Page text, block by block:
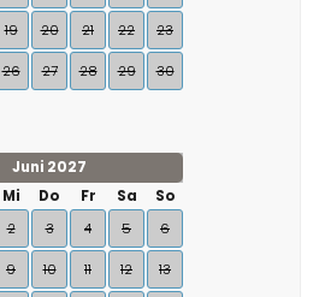
19 20 21 22 23
26 27 28 29 30
Juni 2027
Mi Do Fr Sa
So
2 3 4 5 6
9 10 11 12 13